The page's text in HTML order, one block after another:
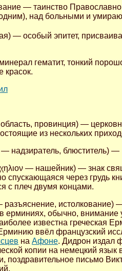
— таинство
над больными и
— особый эпитет,
гематит, тонкий
красок.
провинция) —
из нескольких
— надзиратель, блюститель)
— нашейник) — знак
спускающаяся через грудь
с плеч двумя концами.
разъяснение,
ерминиях, обычно, внимание
известна греческая
ввёл французский
на Афоне. Дидрон издал
копии на немецкий
поздравительное письмо